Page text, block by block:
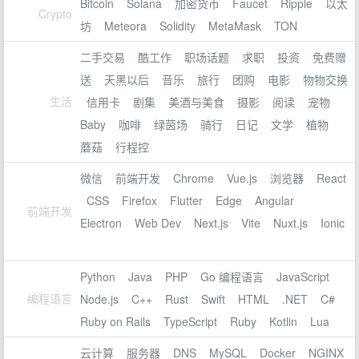
Crypto
Bitcoin Solana 加密货币 Faucet Ripple
以太
坊
Meteora Solidity MetaMask TON
生活
二手交易 酷工作 职场话题 求职 投资
免费赠
送
天黑以后 音乐 旅行 团购 电影
物物交换
信用卡
剧集 美酒与美食 摄影 阅读
宠物
Baby
咖啡 绿茵场 骑行 日记 文学
植物
蘑菇
行程控
前端开发
微信 前端开发 Chrome Vue.js 浏览器
React
CSS
Firefox Flutter Edge
Angular
Electron
Web Dev Next.js Vite Nuxt.js Ionic
编程语言
Python Java PHP Go 编程语言
JavaScript
Node.js
C++ Rust Swift HTML .NET
C#
Ruby on Rails
TypeScript Ruby Kotlin
Lua
云计算
服务器 DNS MySQL Docker NGINX